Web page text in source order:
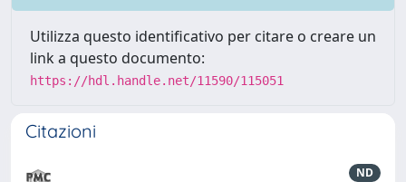
Utilizza questo identificativo per citare o creare un
link a questo documento:
https://hdl.handle.net/11590/115051
Citazioni
ND